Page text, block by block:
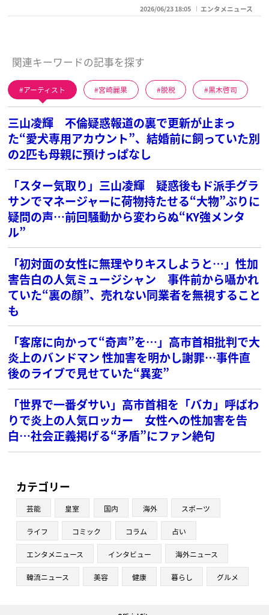
2026/06/23 18:05 エンタメニュース
関連キーワードの記事を探す
アーティスト 宮崎麗果 脱税 黒木啓司
三山凌輝 不倫疑惑報道の裏で更新が止まっ
た“愛犬専用アカウント”、結婚前に飼っていた別
の2匹も母親に預けっぱなし
「スター気取り」三山凌輝 疑惑後もド派手グラ
サンでマネージャーに荷物持たせる“大物”ぶりに
疑問の声…前回騒動から変わらぬ“KY強メンタ
ル”
「初対面の女性に無理やりキスしようと…」性加
害告白の人気ミュージシャン 事件前から囁かれ
ていた“裏の顔”、売れない同業者を無視すること
も
「客席に向かって“奇声”を…」高市首相批判で大
炎上のバンドマン 性加害を明かし謝罪…事件直
後のライブで見せていた“異変”
「世界で一番ダサい」高市首相を「バカ」呼ばわ
りで炎上の人気ロッカー 女性への性加害を告
白…社会正義掲げる“矛盾”にファン絶句
カテゴリー
芸能 皇室 国内 海外 スポーツ
ライフ コミック コラム 占い
エンタメニュース インタビュー 海外ニュース
韓流ニュース 美容 健康 暮らし グルメ